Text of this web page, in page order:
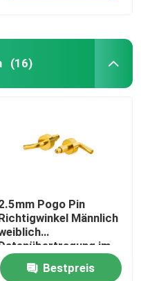
(16)
Pogo Pin
Männlich
im
Federladen
Batterieanschluss
Bestpreis